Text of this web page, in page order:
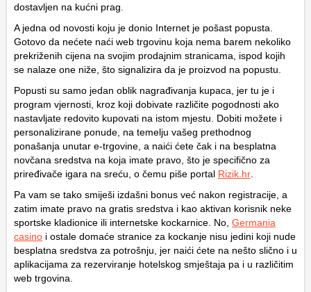
dostavljen na kućni prag.
A jedna od novosti koju je donio Internet je pošast popusta.
Gotovo da nećete naći web trgovinu koja nema barem nekoliko
prekriženih cijena na svojim prodajnim stranicama, ispod kojih
se nalaze one niže, što signalizira da je proizvod na popustu.
Popusti su samo jedan oblik nagrađivanja kupaca, jer tu je i
program vjernosti, kroz koji dobivate različite pogodnosti ako
nastavljate redovito kupovati na istom mjestu. Dobiti možete i
personalizirane ponude, na temelju vašeg prethodnog
ponašanja unutar e-trgovine, a naići ćete čak i na besplatna
novčana sredstva na koja imate pravo, što je specifično za
priređivače igara na sreću, o čemu piše portal Rizik.hr
Pa vam se tako smiješi izdašni bonus već nakon registracije, a
zatim imate pravo na gratis sredstva i kao aktivan korisnik neke
sportske kladionice ili internetske kockarnice. No, Germania
casino i ostale domaće stranice za kockanje nisu jedini koji nude
besplatna sredstva za potrošnju, jer naići ćete na nešto slično i u
aplikacijama za rezerviranje hotelskog smještaja pa i u različitim
web trgovina.